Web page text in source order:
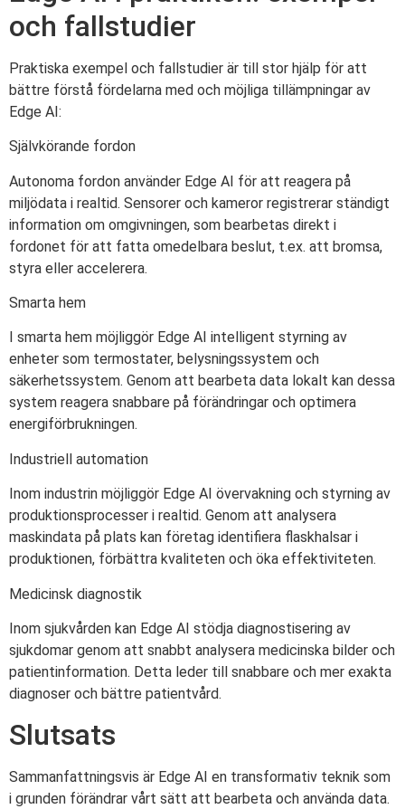
och fallstudier
Praktiska exempel och fallstudier är till stor hjälp för att
bättre förstå fördelarna med och möjliga tillämpningar av
Edge AI:
Självkörande fordon
Autonoma fordon använder Edge AI för att reagera på
miljödata i realtid. Sensorer och kameror registrerar ständigt
information om omgivningen, som bearbetas direkt i
fordonet för att fatta omedelbara beslut, t.ex. att bromsa,
styra eller accelerera.
Smarta hem
I smarta hem möjliggör Edge AI intelligent styrning av
enheter som termostater, belysningssystem och
säkerhetssystem. Genom att bearbeta data lokalt kan dessa
system reagera snabbare på förändringar och optimera
energiförbrukningen.
Industriell automation
Inom industrin möjliggör Edge AI övervakning och styrning av
produktionsprocesser i realtid. Genom att analysera
maskindata på plats kan företag identifiera flaskhalsar i
produktionen, förbättra kvaliteten och öka effektiviteten.
Medicinsk diagnostik
Inom sjukvården kan Edge AI stödja diagnostisering av
sjukdomar genom att snabbt analysera medicinska bilder och
patientinformation. Detta leder till snabbare och mer exakta
diagnoser och bättre patientvård.
Slutsats
Sammanfattningsvis är Edge AI en transformativ teknik som
i grunden förändrar vårt sätt att bearbeta och använda data.